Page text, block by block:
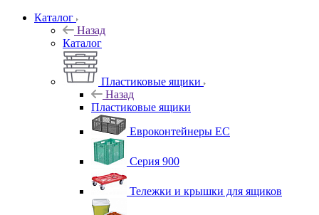
Каталог
Назад
Каталог
Пластиковые ящики
Назад
Пластиковые ящики
Евроконтейнеры ЕС
Серия 900
Тележки и крышки для ящиков